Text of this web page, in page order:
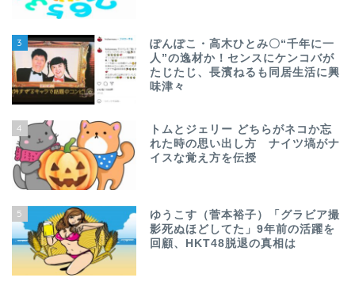
3
ぽんぽこ・高木ひとみ〇“千年に一
人”の逸材か！センスにケンコバが
たじたじ、長濱ねるも同居生活に興
味津々
4
トムとジェリー どちらがネコか忘
れた時の思い出し方 ナイツ塙がナ
イスな覚え方を伝授
5
ゆうこす（菅本裕子）「グラビア撮
影死ぬほどしてた」9年前の活躍を
回顧、HKT48脱退の真相は